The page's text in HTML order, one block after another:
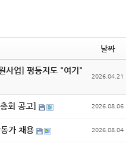
날짜
사업] 평등지도 "여기"
2026.04.21
회 공고] 2026.08.06
가 채용 2026.08.04